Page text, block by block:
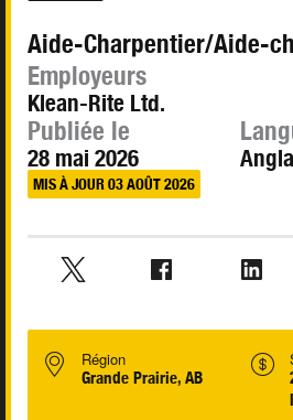
Aide-Charpentier/Aide-
Employeurs
Klean-Rite Ltd.
Publiée le
28 mai 2026
MIS À JOUR 03 AOÛT 2026
Région
Grande Prairie, AB